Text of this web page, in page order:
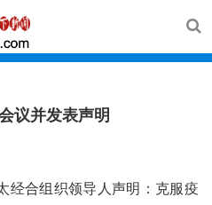
议并发表声明
经合组织领导人声明：克服疫